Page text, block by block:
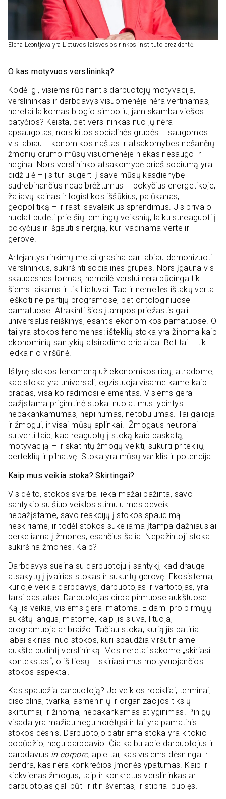
Elena Leontjeva yra Lietuvos laisvosios rinkos instituto prezidentė.
O kas motyvuos verslininką?
Kodėl gi, visiems rūpinantis darbuotojų motyvacija,
verslininkas ir darbdavys visuomenėje nėra vertinamas,
neretai laikomas blogio simboliu, jam skamba viešos
patyčios? Keista, bet verslininkas nuo jų nėra
apsaugotas, nors kitos socialinės grupės – saugomos
vis labiau. Ekonomikos naštas ir atsakomybes nešančių
žmonių orumo mūsų visuomenėje niekas nesaugo ir
negina. Nors verslininko atsakomybė prieš sociumą yra
didžiulė – jis turi sugerti į save mūsų kasdienybę
sudrebinančius neapibrėžtumus – pokyčius energetikoje,
žaliavų kainas ir logistikos iššūkius, palūkanas,
geopolitiką – ir rasti savalaikius sprendimus. Jis privalo
nuolat budėti prie šių lemtingų veiksnių, laiku sureaguoti į
pokyčius ir išgauti sinergiją, kuri vadinama verte ir
gerove.
Artėjantys rinkimų metai grasina dar labiau demonizuoti
verslininkus, sukiršinti socialines grupes. Nors įgauna vis
skaudesnes formas, nemeilė verslui nėra būdinga tik
šiems laikams ir tik Lietuvai. Tad ir nemeilės ištakų verta
ieškoti ne partijų programose, bet ontologiniuose
pamatuose. Atrakinti šios įtampos priežastis gali
universalus reiškinys, esantis ekonomikos pamatuose. O
tai yra stokos fenomenas: išteklių stoka yra žinoma kaip
ekonominių santykių atsiradimo prielaida. Bet tai – tik
ledkalnio viršūnė.
Ištyrę stokos fenomeną už ekonomikos ribų, atradome,
kad stoka yra universali, egzistuoja visame kame kaip
pradas, visa ko radimosi elementas. Visiems gerai
pažįstama prigimtinė stoka: nuolat mus lydintys
nepakankamumas, nepilnumas, netobulumas. Tai galioja
ir žmogui, ir visai mūsų aplinkai. Žmogaus neuronai
sutverti taip, kad reaguotų į stoką kaip paskatą,
motyvaciją – ir skatintų žmogų veikti, sukurti priteklių,
perteklių ir pilnatvę. Stoka yra mūsų variklis ir potencija.
Kaip mus veikia stoka? Skirtingai?
Vis dėlto, stokos svarba lieka mažai pažinta, savo
santykio su šiuo veiklos stimulu mes beveik
nepažįstame, savo reakcijų į stokos spaudimą
neskiriame, ir todėl stokos sukeliama įtampa dažniausiai
perkeliama į žmones, esančius šalia. Nepažintoji stoka
sukiršina žmones. Kaip?
Darbdavys sueina su darbuotoju į santykį, kad drauge
atsakytų į įvairias stokas ir sukurtų gerovę. Ekosistema,
kurioje veikia darbdavys, darbuotojas ir vartotojas, yra
tarsi pastatas. Darbuotojas dirba pirmuose aukštuose.
Ką jis veikia, visiems gerai matoma. Eidami pro pirmųjų
aukštų langus, matome, kaip jis siuva, lituoja,
programuoja ar braižo. Tačiau stoka, kurią jis patiria
labai skiriasi nuo stokos, kuri spaudžia viršutiniame
aukšte budintį verslininką. Mes neretai sakome „skiriasi
kontekstas“, o iš tiesų – skiriasi mus motyvuojančios
stokos aspektai.
Kas spaudžia darbuotoją? Jo veiklos rodikliai, terminai,
disciplina, tvarka, asmeninių ir organizacijos tikslų
skirtumai, ir žinoma, nepakankamas atlyginimas. Pinigų
visada yra mažiau negu norėtųsi ir tai yra pamatinis
stokos dėsnis. Darbuotojo patiriama stoka yra kitokio
pobūdžio, negu darbdavio. Čia kalbu apie darbuotojus ir
darbdavius in corpore, apie tai, kas visiems dėsninga ir
bendra, kas nėra konkrečios įmonės ypatumas. Kaip ir
kiekvienas žmogus, taip ir konkretus verslininkas ar
darbuotojas gali būti ir itin šventas, ir stipriai puolęs.